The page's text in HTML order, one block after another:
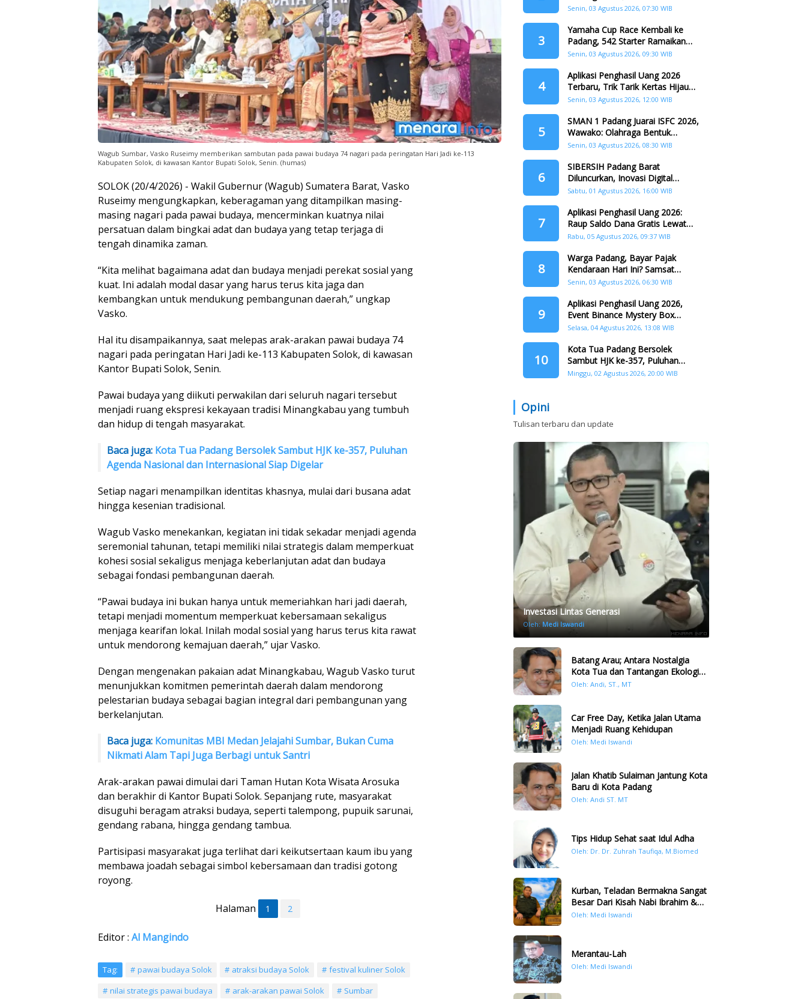
Wagub Sumbar, Vasko Ruseimy memberikan sambutan pada pawai budaya 74 nagari pada peringatan Hari Jadi ke-113
Kabupaten Solok, di kawasan Kantor Bupati Solok, Senin. (humas)
SOLOK (20/4/2026) - Wakil Gubernur (Wagub) Sumatera Barat, Vasko
Ruseimy mengungkapkan, keberagaman yang ditampilkan masing-
masing nagari pada pawai budaya, mencerminkan kuatnya nilai
persatuan dalam bingkai adat dan budaya yang tetap terjaga di
tengah dinamika zaman.
“Kita melihat bagaimana adat dan budaya menjadi perekat sosial yang
kuat. Ini adalah modal dasar yang harus terus kita jaga dan
kembangkan untuk mendukung pembangunan daerah,” ungkap
Vasko.
Hal itu disampaikannya, saat melepas arak-arakan pawai budaya 74
nagari pada peringatan Hari Jadi ke-113 Kabupaten Solok, di kawasan
Kantor Bupati Solok, Senin.
Pawai budaya yang diikuti perwakilan dari seluruh nagari tersebut
menjadi ruang ekspresi kekayaan tradisi Minangkabau yang tumbuh
dan hidup di tengah masyarakat.
Baca juga: Kota Tua Padang Bersolek Sambut HJK ke-357, Puluhan
Agenda Nasional dan Internasional Siap Digelar
Setiap nagari menampilkan identitas khasnya, mulai dari busana adat
hingga kesenian tradisional.
Wagub Vasko menekankan, kegiatan ini tidak sekadar menjadi agenda
seremonial tahunan, tetapi memiliki nilai strategis dalam memperkuat
kohesi sosial sekaligus menjaga keberlanjutan adat dan budaya
sebagai fondasi pembangunan daerah.
“Pawai budaya ini bukan hanya untuk memeriahkan hari jadi daerah,
tetapi menjadi momentum memperkuat kebersamaan sekaligus
menjaga kearifan lokal. Inilah modal sosial yang harus terus kita rawat
untuk mendorong kemajuan daerah,” ujar Vasko.
Dengan mengenakan pakaian adat Minangkabau, Wagub Vasko turut
menunjukkan komitmen pemerintah daerah dalam mendorong
pelestarian budaya sebagai bagian integral dari pembangunan yang
berkelanjutan.
Baca juga: Komunitas MBI Medan Jelajahi Sumbar, Bukan Cuma
Nikmati Alam Tapi Juga Berbagi untuk Santri
Arak-arakan pawai dimulai dari Taman Hutan Kota Wisata Arosuka
dan berakhir di Kantor Bupati Solok. Sepanjang rute, masyarakat
disuguhi beragam atraksi budaya, seperti talempong, pupuik sarunai,
gendang rabana, hingga gendang tambua.
Partisipasi masyarakat juga terlihat dari keikutsertaan kaum ibu yang
membawa joadah sebagai simbol kebersamaan dan tradisi gotong
royong.
Halaman 1 2
Editor : Al Mangindo
Tag: pawai budaya Solok atraksi budaya Solok
festival kuliner Solok
nilai strategis pawai budaya
arak-arakan pawai Solok
Sumbar
Padang
Senin, 03 Agustus 2026, 07:30 WIB
3
Yamaha Cup Race Kembali ke
Padang, 542 Starter Ramaikan
Seri II HJK ke-357
Senin, 03 Agustus 2026, 09:30 WIB
4
Aplikasi Penghasil Uang 2026
Terbaru, Trik Tarik Kertas Hijau
Crazy Food Tanpa Penggandaan
Senin, 03 Agustus 2026, 12:00 WIB
5
SMAN 1 Padang Juarai ISFC 2026,
Wawako: Olahraga Bentuk
Karakter Generasi Muda
Senin, 03 Agustus 2026, 08:30 WIB
6
SIBERSIH Padang Barat
Diluncurkan, Inovasi Digital
Perkuat Kolaborasi Warga dan
Sabtu, 01 Agustus 2026, 16:00 WIB
7
Aplikasi Penghasil Uang 2026:
Raup Saldo Dana Gratis Lewat
Nonton Drama, Ini Caranya!
Rabu, 05 Agustus 2026, 09:37 WIB
8
Warga Padang, Bayar Pajak
Kendaraan Hari Ini? Samsat
Keliling Hadir di Padang Barat dan
Senin, 03 Agustus 2026, 06:30 WIB
9
Aplikasi Penghasil Uang 2026,
Event Binance Mystery Box
Dapat Saldo Dana
Selasa, 04 Agustus 2026, 13:08 WIB
10
Kota Tua Padang Bersolek
Sambut HJK ke-357, Puluhan
Agenda Nasional dan
Minggu, 02 Agustus 2026, 20:00 WIB
Opini
Tulisan terbaru dan update
Investasi Lintas Generasi
Oleh: Medi Iswandi
Batang Arau; Antara Nostalgia
Kota Tua dan Tantangan Ekologi
Kawasan
Oleh: Andi, ST., MT
Car Free Day, Ketika Jalan Utama
Menjadi Ruang Kehidupan
Oleh: Medi Iswandi
Jalan Khatib Sulaiman Jantung Kota
Baru di Kota Padang
Oleh: Andi ST. MT
Tips Hidup Sehat saat Idul Adha
Oleh: Dr. Dr. Zuhrah Taufiqa, M.Biomed
Kurban, Teladan Bermakna Sangat
Besar Dari Kisah Nabi Ibrahim &
Nabi Ismail
Oleh: Medi Iswandi
Merantau-Lah
Oleh: Medi Iswandi